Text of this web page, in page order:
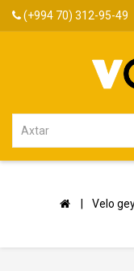
(+994 70) 312-95-49
Velo